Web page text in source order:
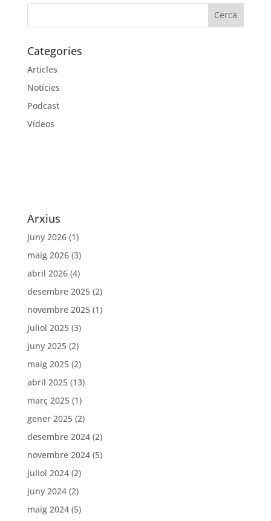
Categories
Articles
Notícies
Podcast
Vídeos
Arxius
juny 2026(1)
maig 2026(3)
abril 2026(4)
desembre 2025(2)
novembre 2025(1)
juliol 2025(3)
juny 2025(2)
maig 2025(2)
abril 2025(13)
març 2025(1)
gener 2025(2)
desembre 2024(2)
novembre 2024(5)
juliol 2024(2)
juny 2024(2)
maig 2024(5)